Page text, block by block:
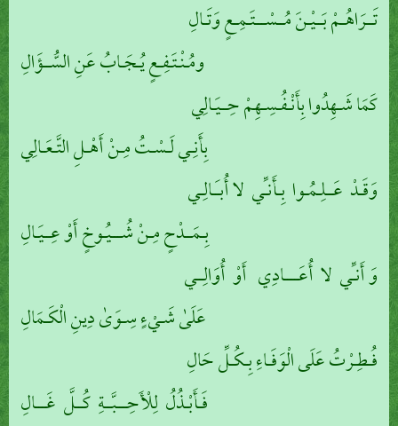
تَــرَاهُـمْ بَــيْـنَ مُــسْـــتَـمِـعٍ وَتَـالِ
ومُـنْـتَـفِـعٍ يُـجَـابُ عَنِ السُّــؤَالِ
كَمَا شَـهِدُوا بِأَنْـفُـسِـهِمْ حِــيَـالِي
بِأَنِـي لَـسْـتُ مِـنْ أَهْـلِ التَّـعَـالِي
وَقَـدْ عَــلِـمُـوا بِـأَنـِّي لا أُبـَـالِـي
بِـمَــدْحٍ مِـنْ شُـــيُـوخٍ أَوْ عِــيَـالِ
وَ أَنـِّي لا أُعَــــادِي أَوْ أُوَالِــي
عَلَىٰ شَـيْءٍ سِـوَىٰ دِينِ الْكَـمَالِ
فُـطِـرْتُ عَلَى الْوَفَـاءِ بِـكُـلِّ حَالِ
فَـأَبْـذُلُ لِلْأَحِـــبَّــةِ كُــلَّ غَـــالِ